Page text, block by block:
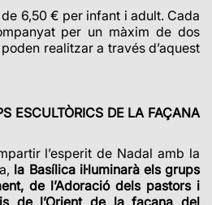
6,50 € per infant i adult. Cada
per un màxim de dos
realitzar a través d’aquest
ESCULTÒRICS DE LA FAÇANA
l’esperit de Nadal amb la
la Basílica il·luminarà els grups
de l’Adoració dels pastors i
de l’Orient de la façana del